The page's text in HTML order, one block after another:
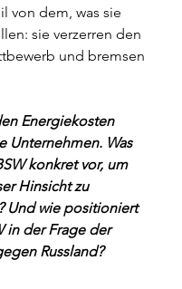
von dem, was sie
sie verzerren den
und bremsen
Energiekosten
Unternehmen. Was
konkret vor, um
Hinsicht zu
Und wie positioniert
in der Frage der
Russland?